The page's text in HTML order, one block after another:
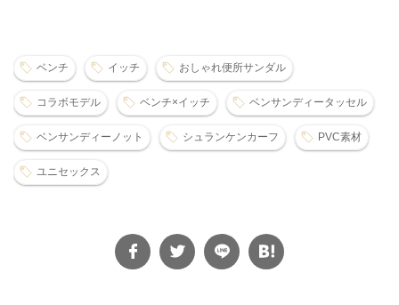
ベンチ イッチ おしゃれ便所サンダル
コラボモデル ベンチ×イッチ ベンサンディータッセル
ベンサンディーノット シュランケンカーフ PVC素材
ユニセックス